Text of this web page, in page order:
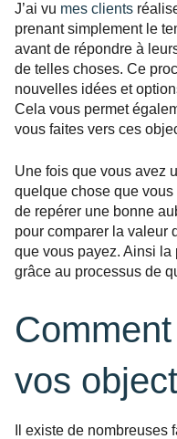
J’ai vu mes clients
prenant simplement le
avant de répondre à
de telles choses. Ce
nouvelles idées et
Cela vous permet
vous faites vers ces
Une fois que vous avez
quelque chose que
de repérer une bonne
pour comparer la valeur
que vous payez. Ainsi
grâce au processus de
vos
Il existe de nombreuses